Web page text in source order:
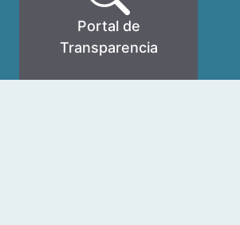
Portal de
Transparencia